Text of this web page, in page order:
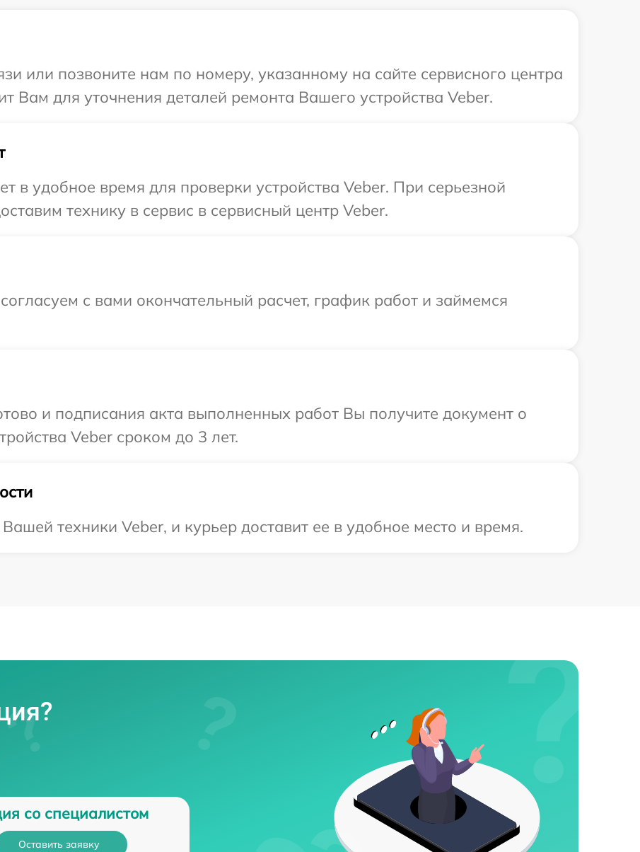
или позвоните нам по номеру, указанному на сайте сервисного центра
Вам для уточнения деталей ремонта Вашего устройства Veber.
в удобное время для проверки устройства Veber. При серьезной
технику в сервис в сервисный центр Veber.
с вами окончательный расчет, график работ и займемся
и подписания акта выполненных работ Вы получите документ о
Veber сроком до 3 лет.
техники Veber, и курьер доставит ее в удобное место и время.
со специалистом
Оставить заявку